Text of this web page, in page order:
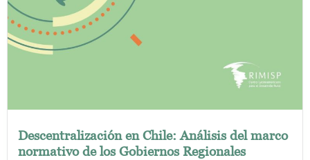
Descentralización en Chile: Análisis del marco
normativo de los Gobiernos Regionales